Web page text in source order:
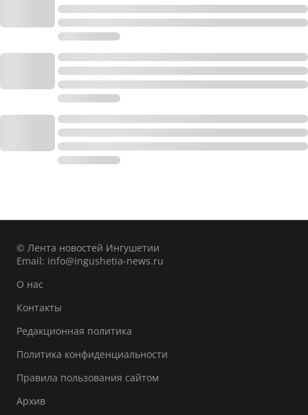
© Лента новостей Ингушетии
Email: info@ingushetia-news.ru
О нас
Контакты
Редакционная политика
Политика конфиденциальности
Правила пользования сайтом
Архив